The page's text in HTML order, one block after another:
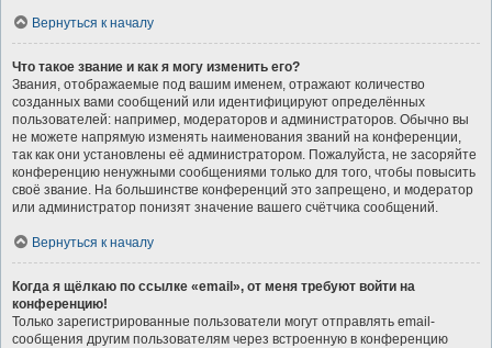
Вернуться к началу
Что такое звание и как я могу изменить его?
Звания, отображаемые под вашим именем, отражают количество
созданных вами сообщений или идентифицируют определённых
пользователей: например, модераторов и администраторов. Обычно вы
не можете напрямую изменять наименования званий на конференции,
так как они установлены её администратором. Пожалуйста, не засоряйте
конференцию ненужными сообщениями только для того, чтобы повысить
своё звание. На большинстве конференций это запрещено, и модератор
или администратор понизят значение вашего счётчика сообщений.
Вернуться к началу
Когда я щёлкаю по ссылке «email», от меня требуют войти на
конференцию!
Только зарегистрированные пользователи могут отправлять email-
сообщения другим пользователям через встроенную в конференцию